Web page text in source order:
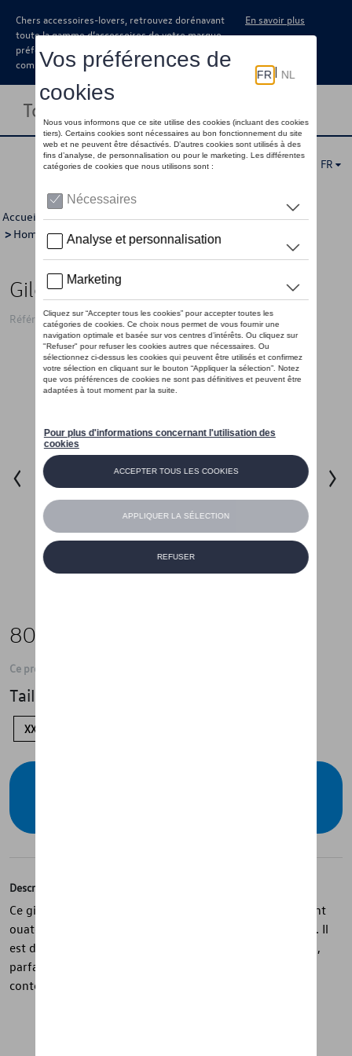
Chers accessoires-lovers, retrouvez dorénavant
toute la gamme d’accessoires de votre marque
préférée sous forme de catalogue à
commander auprès de votre concessionaire.
En savoir plus
Toggle navigation
FR
Accueil >Pour vous >ID Collection >Vêtements >Vestes
> Hommes > Détail
Gilet VW avec logo ID, blanc - XS
Référence: 11A084032 084
80,01 €
Ce produit n'est actuellement pas de stock
Taille
XXL
Description
Ce gilet unisexe de la Collection ID est léger et légèrement
ouaté, offrant un confort optimal sans être encombrant. Il
est doté d’un col montant et de poches latérales zippées,
parfait pour un usage quotidien dans un style sobre et
contemporain.